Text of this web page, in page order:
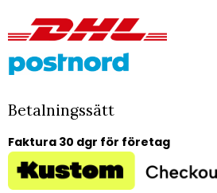
Betalningssätt
Faktura 30 dgr för företag